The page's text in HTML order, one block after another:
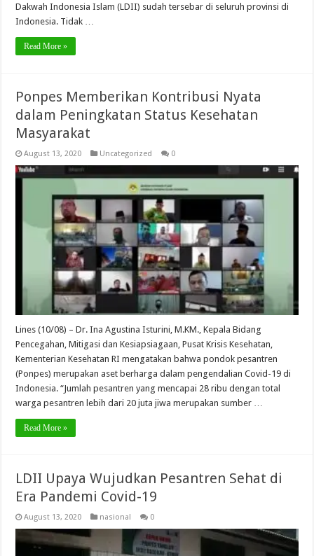
Dakwah Indonesia Islam (LDII) sudah tersebar di seluruh provinsi di
Indonesia. Tidak …
Read More »
Ponpes Memberikan Kontribusi Nyata
dalam Peningkatan Status Kesehatan
Masyarakat
August 13, 2020 Uncategorized 0
Lines (10/08) – Dr. Ina Agustina Isturini, M.KM., Kepala Bidang
Pencegahan, Mitigasi dan Kesiapsiagaan, Pusat Krisis Kesehatan,
Kementerian Kesehatan RI mengatakan bahwa pondok pesantren
(Ponpes) merupakan aset berharga dalam pengendalian Covid-19 di
Indonesia. “Jumlah pesantren yang mencapai 28 ribu dengan total
warga pesantren lebih dari 20 juta jiwa merupakan sumber …
Read More »
LDII Upaya Wujudkan Pesantren Sehat di
Era Pandemi Covid-19
August 13, 2020 nasional 0